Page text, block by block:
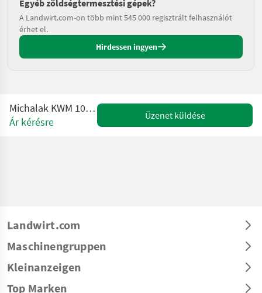
Egyéb zöldségtermesztési gépek?
A Landwirt.com-on több mint 545 000 regisztrált felhasználót
érhet el.
Hirdessen ingyen
Michalak KWM 100 Nassbehälter
Ár kérésre
Üzenet küldése
Landwirt.com
Maschinengruppen
Kleinanzeigen
Top Marken